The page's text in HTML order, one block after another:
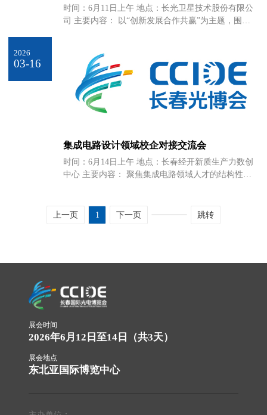
时间：6月11日上午 地点：长光卫星技术股份有限公
司 主要内容： 以“创新发展合作共赢”为主题，围绕
计及制造、星间/星地激光通信、大规模卫星运营、遥
感大数据智能处理及应用、气象卫星遥感资料处理及
应用、商业火箭设计及制造、产业教育融合发展等内
容进行演讲与讨论，并安排分会场展览展示、产品路
演、合作签约、合作倡议等。
2026
03-16
集成电路设计领域校企对接交流会
时间：6月14日上午 地点：长春经开新质生产力数创
中心 主要内容： 聚焦集成电路领域人才的结构性缺
片测试、芯片应用等重点领域的人才培养进行深入交
上一页 1 下一页 跳转
展会时间
2026年6月12日至14日（共3天）
展会地点
东北亚国际博览中心